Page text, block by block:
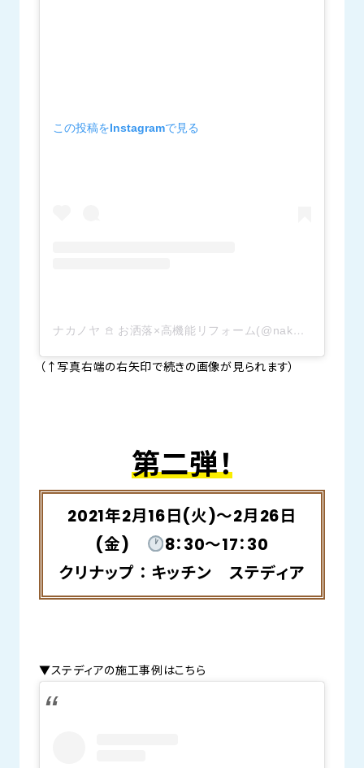
この投稿をInstagramで見る
ナカノヤ 𖠿 お洒落×高機能リフォーム(@nakanoya_official)がシェアした投稿
（↑写真右端の右矢印で続きの画像が見られます）
第二弾！
2021年2月16日(火)～2月26日
(金)
8：30～17：30
クリナップ ： キッチン ステディア
▼ステディアの施工事例はこちら